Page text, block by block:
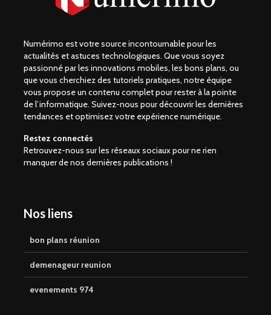
Numérimo est votre source incontournable pour les
actualités et astuces technologiques. Que vous soyez
passionné par les innovations mobiles, les bons plans, ou
que vous cherchiez des tutoriels pratiques, notre équipe
vous propose un contenu complet pour rester à la pointe
de l’informatique. Suivez-nous pour découvrir les dernières
tendances et optimisez votre expérience numérique.
Restez connectés
Retrouvez-nous sur les réseaux sociaux pour ne rien
manquer de nos dernières publications !
Nos liens
bon plans réunion
demenageur reunion
evenements 974